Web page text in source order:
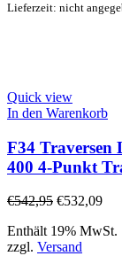
Lieferzeit: nicht
Quick view
In den Warenkorb
F34
400 4-Punkt
€542,95 €532,09
Enthält 19% MwSt.
zzgl. Versand